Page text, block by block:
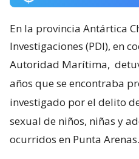
En la provincia Antártica
Investigaciones (PDI), en
Autoridad Marítima,
años que se encontraba
investigado por el delito
sexual de niños, niñas y
ocurridos en Punta Arenas.